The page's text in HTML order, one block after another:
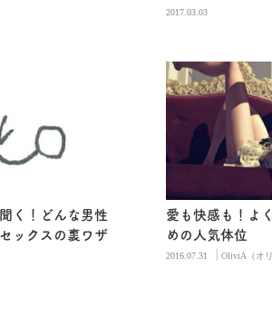
2017.03.03
く！どんな男性
ックスの裏ワザ
愛も快感も！よ
めの人気体位
2016.07.31 |OliviA（オリ